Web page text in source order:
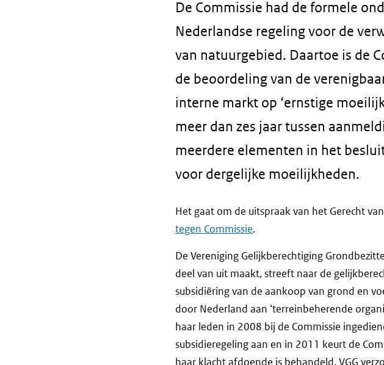
De Commissie had de formele
Nederlandse regeling voor de
van natuurgebied. Daartoe is de
de beoordeling van de
interne markt op ‘ernstige
meer dan zes jaar tussen
meerdere elementen in het
voor dergelijke moeilijkheden.
Het gaat om de uitspraak van het Gerecht van
tegen Commissie.
De Vereniging Gelijkberechtiging
deel van uit maakt, streeft naar de
subsidiëring van de aankoop van grond en
door Nederland aan ‘terreinbeherende
haar leden in 2008 bij de Commissie
subsidieregeling aan en in 2011 keurt de
haar klacht afdoende is behandeld. VGG